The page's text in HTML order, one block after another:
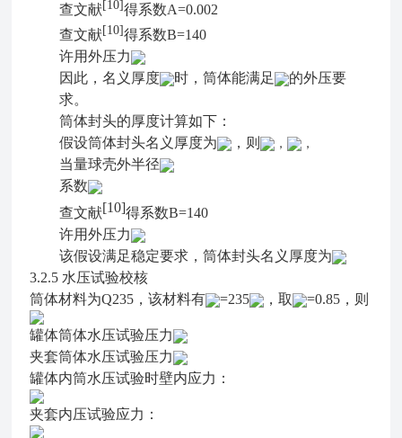
查文献[10]得系数A=0.002
查文献[10]得系数B=140
许用外压力
因此，名义厚度
时，筒体能满足
的外压要
求。
筒体封头的厚度计算如下：
假设筒体封头名义厚度为
，则 ， ，
当量球壳外半径
系数
查文献[10]得系数B=140
许用外压力
该假设满足稳定要求，筒体封头名义厚度为
3.2.5 水压试验校核
筒体材料为Q235，该材料有 =235 ，取 =0.85，则
罐体筒体水压试验压力
夹套筒体水压试验压力
罐体内筒水压试验时壁内应力：
夹套内压试验应力：